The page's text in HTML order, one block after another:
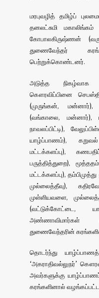
மரபுவழித் தமிழ்ப்
தனலட்சுமி
கோபாலகிருஷ்ணன்
துணைவேந்தர்
பெற்றுக்கொண்டனர்.
அடுத்த நிகழ்வாக
கௌரவிப்பினை
(முருங்கன்,
(வங்காலை, மன்னார்),
நாவலப்பிட்டி),
யாழ்ப்பாணம்),
மட்டக்களப்பு),
பருத்தித்துறை),
மட்டக்களப்பு),
முல்லைத்தீவு),
முள்ளியவளை,
(வட்டுக்கோட்டை,
அண்ணாவிமார்கள்
துணைவேந்தரின்
தொடர்ந்து
‘அகராதிவல்லுநர்’
அவர்களுக்கு
கரங்களினால்